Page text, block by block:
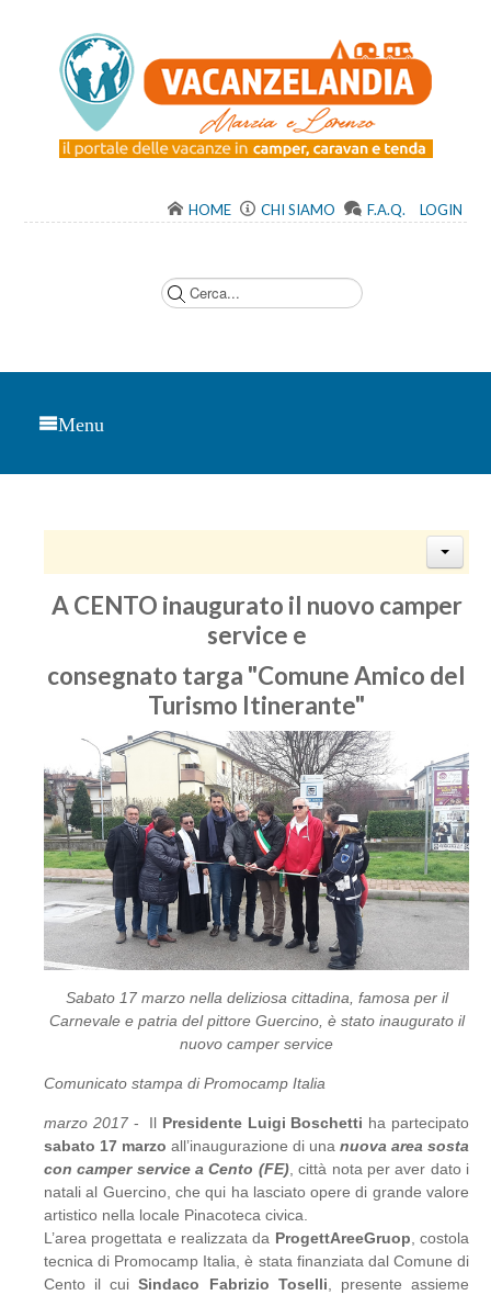
HOME CHI SIAMO F.A.Q. LOGIN
Menu
A CENTO inaugurato il nuovo camper
service e
consegnato targa "Comune Amico del
Turismo Itinerante"
Sabato 17 marzo nella deliziosa cittadina, famosa per il
Carnevale e patria del pittore Guercino, è stato inaugurato il
nuovo camper service
Comunicato stampa di Promocamp Italia
marzo 2017- Il Presidente Luigi Boschetti ha partecipato
sabato 17 marzo all’inaugurazione di una nuova area sosta
con camper service a Cento (FE), città nota per aver dato i
natali al Guercino, che qui ha lasciato opere di grande valore
artistico nella locale Pinacoteca civica.
L’area progettata e realizzata da ProgettAreeGruop, costola
tecnica di Promocamp Italia, è stata finanziata dal Comune di
Cento il cui Sindaco Fabrizio Toselli, presente assieme